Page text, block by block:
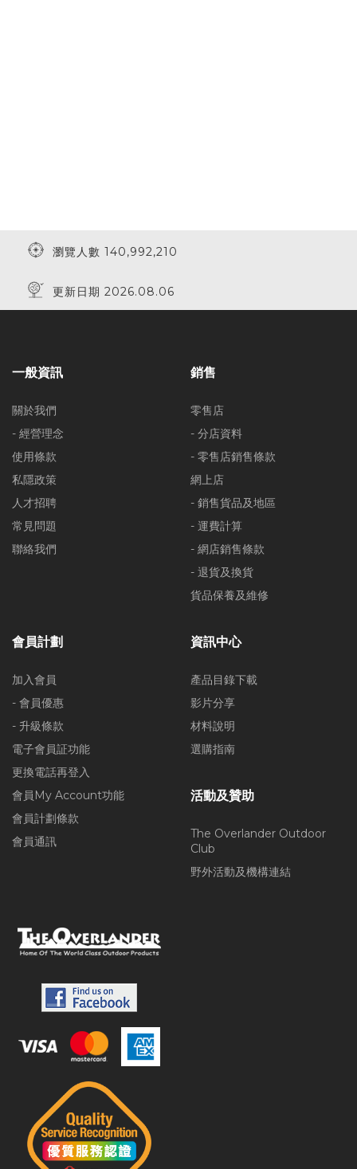
瀏覽人數 140,992,210
更新日期 2026.08.06
一般資訊
關於我們
- 經營理念
使用條款
私隱政策
人才招聘
常見問題
聯絡我們
銷售
零售店
- 分店資料
- 零售店銷售條款
網上店
- 銷售貨品及地區
- 運費計算
- 網店銷售條款
- 退貨及換貨
貨品保養及維修
會員計劃
加入會員
- 會員優惠
- 升級條款
電子會員証功能
更換電話再登入
會員My Account功能
會員計劃條款
會員通訊
資訊中心
產品目錄下載
影片分享
材料說明
選購指南
活動及贊助
The Overlander Outdoor
Club
野外活動及機構連結